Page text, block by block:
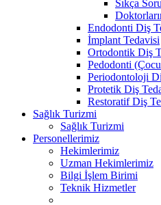
Sıkça
Endodonti Diş
İmplant Tedavisi
Ortodontik Diş
Pedodonti
Periodontoloji
Protetik Diş
Restoratif Diş
Sağlık Turizmi
Sağlık Turizmi
Personellerimiz
Hekimlerimiz
Uzman Hekimlerimiz
Bilgi İşlem Birimi
Teknik Hizmetler